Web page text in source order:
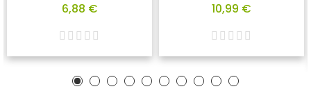
6,88 € 10,99 €